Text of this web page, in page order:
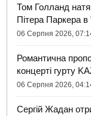
Том Голланд
Пітера Паркера
06 Серпня 2026,
Романтична
концерті гурту
06 Серпня 2026,
Сергій Жадан